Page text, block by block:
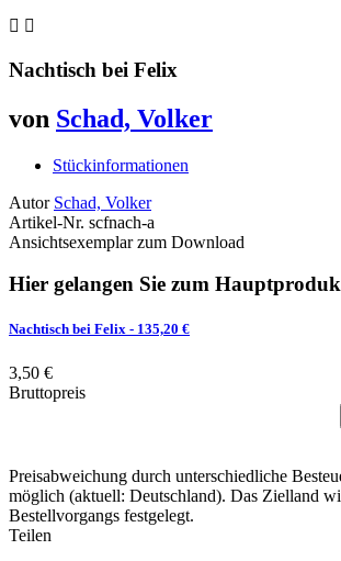
 
Nachtisch bei Felix
von Schad, Volker
Stückinformationen
Autor Schad, Volker
Artikel-Nr. scfnach-a
Ansichtsexemplar zum Download
Hier gelangen Sie zum
Nachtisch bei Felix - 135,20 €
3,50 €
Bruttopreis
Preisabweichung durch unterschiedliche
möglich (aktuell: Deutschland). Das Zielland
Bestellvorgangs festgelegt.
Teilen